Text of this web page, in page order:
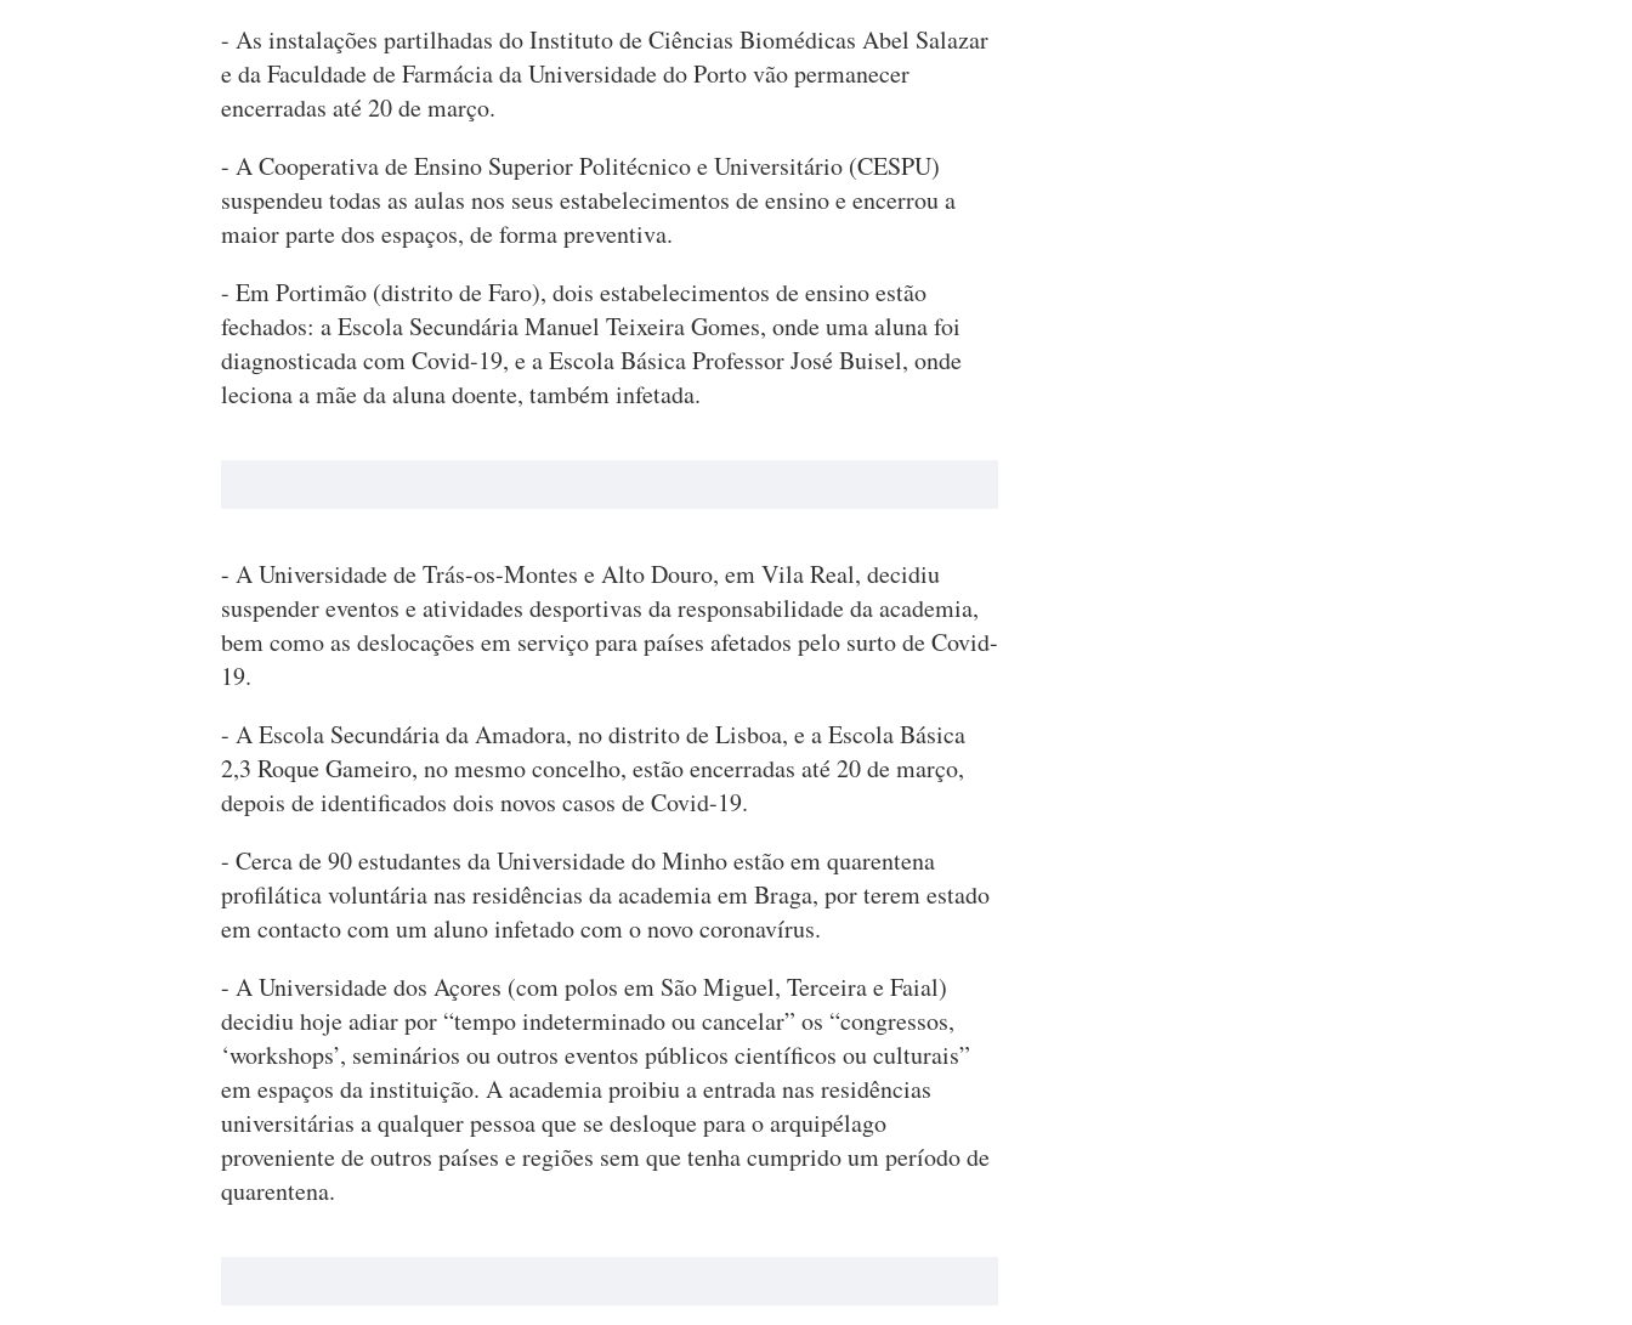
- As instalações partilhadas do Instituto de Ciências Biomédicas Abel Salazar
e da Faculdade de Farmácia da Universidade do Porto vão permanecer
encerradas até 20 de março.
- A Cooperativa de Ensino Superior Politécnico e Universitário (CESPU)
suspendeu todas as aulas nos seus estabelecimentos de ensino e encerrou a
maior parte dos espaços, de forma preventiva.
- Em Portimão (distrito de Faro), dois estabelecimentos de ensino estão
fechados: a Escola Secundária Manuel Teixeira Gomes, onde uma aluna foi
diagnosticada com Covid-19, e a Escola Básica Professor José Buisel, onde
leciona a mãe da aluna doente, também infetada.
- A Universidade de Trás-os-Montes e Alto Douro, em Vila Real, decidiu
suspender eventos e atividades desportivas da responsabilidade da academia,
bem como as deslocações em serviço para países afetados pelo surto de Covid-
19.
- A Escola Secundária da Amadora, no distrito de Lisboa, e a Escola Básica
2,3 Roque Gameiro, no mesmo concelho, estão encerradas até 20 de março,
depois de identificados dois novos casos de Covid-19.
- Cerca de 90 estudantes da Universidade do Minho estão em quarentena
profilática voluntária nas residências da academia em Braga, por terem estado
em contacto com um aluno infetado com o novo coronavírus.
- A Universidade dos Açores (com polos em São Miguel, Terceira e Faial)
decidiu hoje adiar por “tempo indeterminado ou cancelar” os “congressos,
‘workshops’, seminários ou outros eventos públicos científicos ou culturais”
em espaços da instituição. A academia proibiu a entrada nas residências
universitárias a qualquer pessoa que se desloque para o arquipélago
proveniente de outros países e regiões sem que tenha cumprido um período de
quarentena.